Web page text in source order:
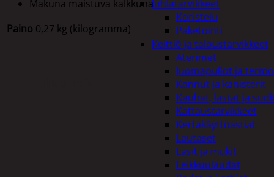
Juhlatarvikkeet
Koristelu
Paketointi
Keittiö ja taloustarvikkeet
Aterimet
Juomapullot ja
Kannut ja kanisterit
Kauhat, lastat ja
Kattaustarvikkeet
Kertakäyttöastiat
Lautaset
Lasit ja mukit
Leikkuulaudat
Makuna maistuva kalkkuna
Paino 0,27 kg (kilogramma)